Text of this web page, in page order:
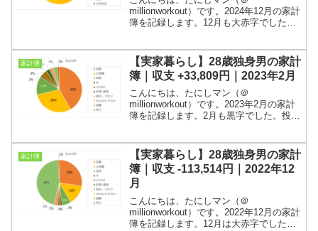
millionworkout）です。2024年12月の家計
簿を記録します。12月も大赤字でした。
として記録してまいりましたが、3月から
住宅...
家計簿
【実家暮らし】28歳独身男の家計
簿｜収支 +33,809円｜2023年2月
こんにちは、たにしマン（＠
millionworkout）です。2023年2月の家計
簿を記録します。2月も黒字でした。投信
郎の家計簿など、なんの参考にもならな
いと思われる...
家計簿
【実家暮らし】28歳独身男の家計
簿｜収支 -113,514円｜2022年12
月
こんにちは、たにしマン（＠
millionworkout）です。2022年12月の家計
簿を記録します。12月は大赤字でした。